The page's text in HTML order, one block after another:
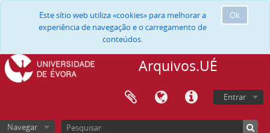
Ok
Este sítio web utiliza «cookies» para melhorar a
experiência de navegação e o carregamento de
conteúdos.
Arquivos.UÉ
Entrar
Navegar